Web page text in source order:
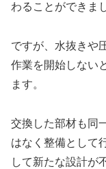
わることができま
ですが、水抜きや
作業を開始しない
ます。
交換した部材も同
はなく整備として
して新たな設計が